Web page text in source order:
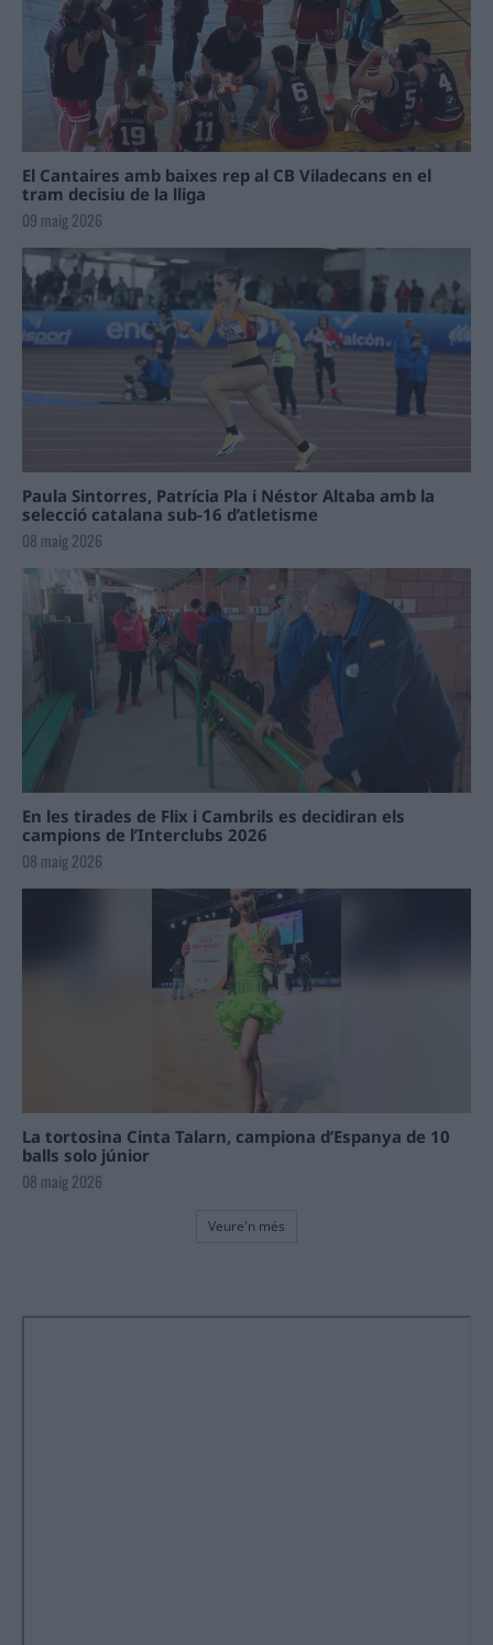
El Cantaires amb baixes rep al CB Viladecans en el
tram decisiu de la lliga
09 maig 2026
Paula Sintorres, Patrícia Pla i Néstor Altaba amb la
selecció catalana sub-16 d’atletisme
08 maig 2026
En les tirades de Flix i Cambrils es decidiran els
campions de l’Interclubs 2026
08 maig 2026
La tortosina Cinta Talarn, campiona d’Espanya de 10
balls solo júnior
08 maig 2026
Veure'n més